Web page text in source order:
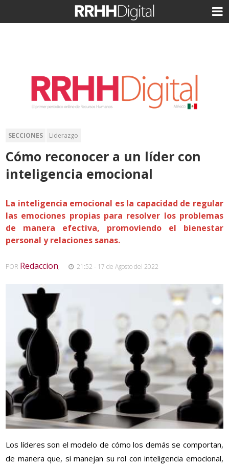
SECCIONES Liderazgo
Cómo reconocer a un líder con
inteligencia emocional
La inteligencia emocional es la capacidad de regular
las emociones propias para resolver los problemas
de manera efectiva, promoviendo el bienestar
personal y relaciones sanas.
POR Redaccion, 21:52 - 17 de Agosto del 2022
Los líderes son el modelo de cómo los demás se comportan,
de manera que, si manejan su rol con inteligencia emocional,